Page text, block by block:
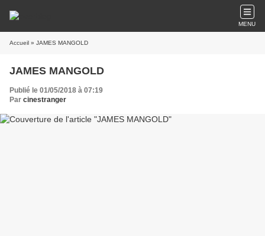
MENU
Accueil » JAMES MANGOLD
JAMES MANGOLD
Publié le 01/05/2018 à 07:19
Par cinestranger